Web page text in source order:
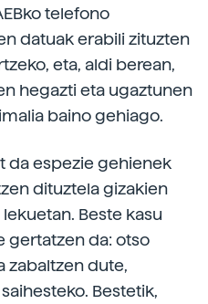
telefono
datuak erabili zituzten
eta, aldi berean,
hegazti eta ugaztunen
baino gehiago.
da espezie gehienek
dituztela gizakien
Beste kasu
gertatzen da: otso
zabaltzen dute,
Bestetik,